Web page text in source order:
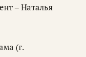
– Наталья
(г.